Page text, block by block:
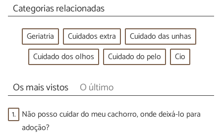
Categorias relacionadas
Geriatria Cuidados extra
Cuidado das unhas
Cuidado dos olhos
Cuidado do pelo Cio
Os mais vistos O último
1. Não posso cuidar do meu cachorro, onde deixá-lo para
adoção?